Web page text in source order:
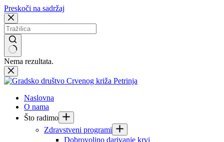
Preskoči na sadržaj
Nema rezultata.
Naslovna
O nama
Što radimo
Zdravstveni programi
Dobrovoljno darivanje krvi